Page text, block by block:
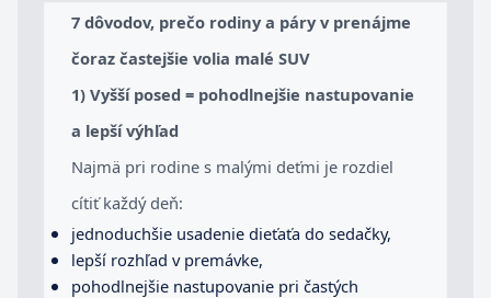
7 dôvodov, prečo rodiny a páry v prenájme
čoraz častejšie volia malé SUV
1) Vyšší posed = pohodlnejšie nastupovanie
a lepší výhľad
Najmä pri rodine s malými deťmi je rozdiel
cítiť každý deň:
jednoduchšie usadenie dieťaťa do sedačky,
lepší rozhľad v premávke,
pohodlnejšie nastupovanie pri častých